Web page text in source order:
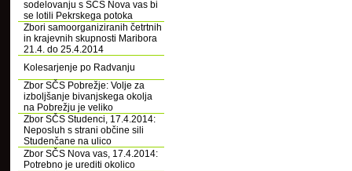
sodelovanju s SČS Nova vas bi
se lotili Pekrskega potoka
Zbori samoorganiziranih četrtnih
in krajevnih skupnosti Maribora
21.4. do 25.4.2014
Kolesarjenje po Radvanju
Zbor SČS Pobrežje: Volje za
izboljšanje bivanjskega okolja
na Pobrežju je veliko
Zbor SČS Studenci, 17.4.2014:
Neposluh s strani občine sili
Studenčane na ulico
Zbor SČS Nova vas, 17.4.2014:
Potrebno je urediti okolico